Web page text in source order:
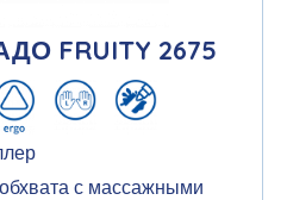
FRUITY 2675
с массажными